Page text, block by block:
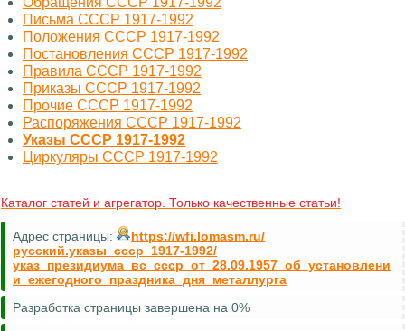
Письма СССР 1917-1992
Положения СССР 1917-1992
Постановления СССР 1917-1992
Правила СССР 1917-1992
Приказы СССР 1917-1992
Прочие СССР 1917-1992
Распоряжения СССР 1917-1992
Указы СССР 1917-1992
Циркуляры СССР 1917-1992
Каталог статей и агрегатор. Только качественные статьи!
Адрес страницы:
https://wfi.lomasm.ru/
русский.указы_ссср_1917-1992/
указ_президиума_вс_ссср_от_28.09.1957_об_установлени
и_ежегодного_праздника_дня_металлурга
Разработка страницы завершена на 0%